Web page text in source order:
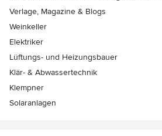
Verlage, Magazine & Blogs
Weinkeller
Elektriker
Lüftungs- und Heizungsbauer
Klär- & Abwassertechnik
Klempner
Solaranlagen